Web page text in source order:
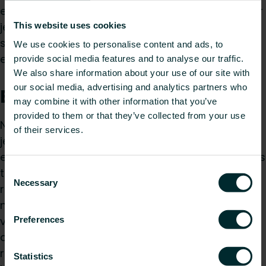
This website uses cookies
We use cookies to personalise content and ads, to
provide social media features and to analyse our traffic.
We also share information about your use of our site with
our social media, advertising and analytics partners who
may combine it with other information that you’ve
provided to them or that they’ve collected from your use
of their services.
Selection
Necessary
Preferences
Statistics
eenzelfde ruimte) met gemiddeld 5%. Zo verbeter
je het binnenklimaat dankzij minder
stofverbranding en een beter ionisatie-
evenwicht", zegt Mikko Iivonen.
Energiebesparing
Naast een comfortabeler binnenklimaat bespaar
je ook aanzienlijk op energie als je oude
elektrische radiatoren vervangt door nieuwe. Dit is
te danken aan de betere thermostaat en betere
regelaars die zorgen voor een gelijkmatigere en
nauwkeuriger geregelde kamertemperatuur en
voor praktische functies zoals een nacht- of
afwezigheidsmodus. Een oude elektrische
radiator met een bimetaalthermostaat kan een